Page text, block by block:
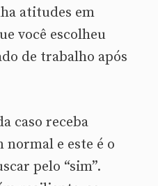
atitudes em
você escolheu
de trabalho após
caso receba
normal e este é o
pelo “sim”.